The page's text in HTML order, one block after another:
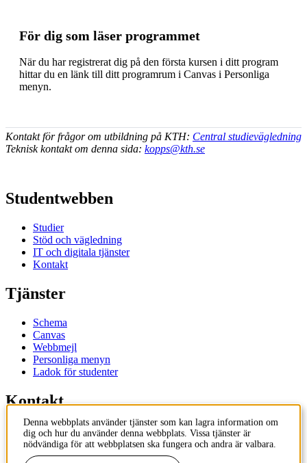
För dig som läser programmet
När du har registrerat dig på den första kursen i ditt program
hittar du en länk till ditt programrum i Canvas i Personliga
menyn.
Kontakt för frågor om utbildning på KTH: Central studievägledning
Teknisk kontakt om denna sida: kopps@kth.se
Studentwebben
Studier
Stöd och vägledning
IT och digitala tjänster
Kontakt
Tjänster
Schema
Canvas
Webbmejl
Personliga menyn
Ladok för studenter
Kontakt
Kontakta utbildningsprogram
Kontakta kurs
IT-support
Denna webbplats använder tjänster som kan lagra information om
dig och hur du använder denna webbplats. Vissa tjänster är
nödvändiga för att webbplatsen ska fungera och andra är valbara.